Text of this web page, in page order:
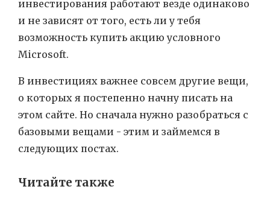
инвестирования работают везде одинаково
и не зависят от того, есть ли у тебя
возможность купить акцию условного
Microsoft.
В инвестициях важнее совсем другие вещи,
о которых я постепенно начну писать на
этом сайте. Но сначала нужно разобраться с
базовыми вещами - этим и займемся в
следующих постах.
Читайте также